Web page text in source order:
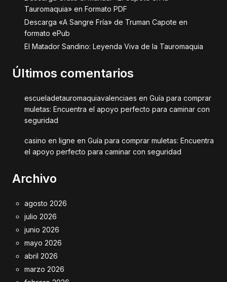
Tauromaquia» en Formato PDF
Descarga «A Sangre Fría» de Truman Capote en
formato ePub
El Matador Sandino: Leyenda Viva de la Tauromaquia
Últimos comentarios
escueladetauromaquiavalenciaes en Guía para comprar
muletas: Encuentra el apoyo perfecto para caminar con
seguridad
casino en ligne en Guía para comprar muletas: Encuentra
el apoyo perfecto para caminar con seguridad
Archivo
agosto 2026
julio 2026
junio 2026
mayo 2026
abril 2026
marzo 2026